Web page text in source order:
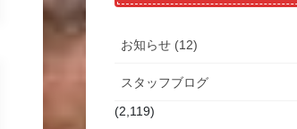
お知らせ (12)
スタッフブログ
(2,119)